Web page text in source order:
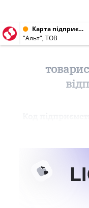
Карта підприємства від 12.01.2000
"Альт", ТОВ